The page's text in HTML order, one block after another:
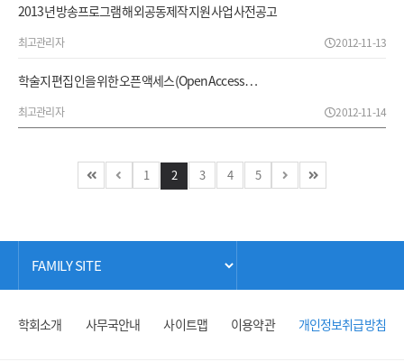
2013년 방송프로그램 해외공동제작 지원사업 사전공고
최고관리자 2012-11-13
학술지 편집인을 위한 오픈 액세스(Open Access…
최고관리자 2012-11-14
1 2 3 4 5
학회소개 사무국안내 사이트맵 이용약관 개인정보취급방침